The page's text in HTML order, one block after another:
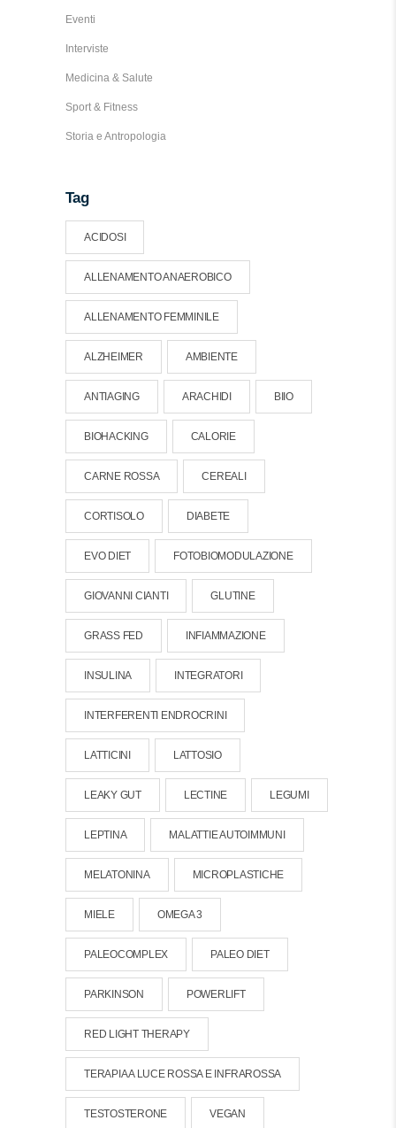
Eventi
Interviste
Medicina & Salute
Sport & Fitness
Storia e Antropologia
Tag
ACIDOSI
ALLENAMENTO ANAEROBICO
ALLENAMENTO FEMMINILE
ALZHEIMER AMBIENTE
ANTIAGING ARACHIDI BIIO
BIOHACKING CALORIE
CARNE ROSSA CEREALI
CORTISOLO DIABETE
EVO DIET FOTOBIOMODULAZIONE
GIOVANNI CIANTI GLUTINE
GRASS FED INFIAMMAZIONE
INSULINA INTEGRATORI
INTERFERENTI ENDROCRINI
LATTICINI LATTOSIO
LEAKY GUT LECTINE LEGUMI
LEPTINA MALATTIE AUTOIMMUNI
MELATONINA MICROPLASTICHE
MIELE OMEGA 3
PALEOCOMPLEX PALEO DIET
PARKINSON POWERLIFT
RED LIGHT THERAPY
TERAPIA A LUCE ROSSA E INFRAROSSA
TESTOSTERONE VEGAN